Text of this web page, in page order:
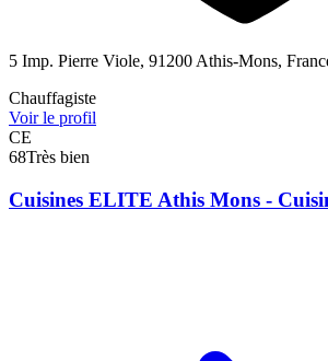
5 Imp. Pierre Viole, 91200 Athis-Mons,
Chauffagiste
Voir le profil
CE
68Très bien
Cuisines ELITE Athis Mons -